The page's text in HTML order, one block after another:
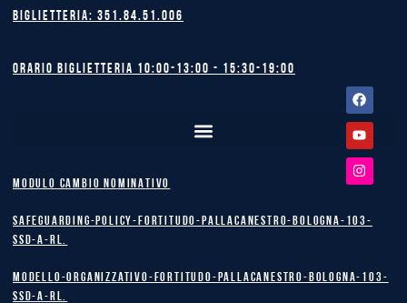
Facebook
Youtube
Instagram
Biglietteria: 351.84.51.006
Orario biglietteria 10:00-13:00 - 15:30-19:00
MODULO CAMBIO NOMINATIVO
safeguarding-policy-Fortitudo-Pallacanestro-Bologna-103-
SSD-A-RL.
Modello-Organizzativo-Fortitudo-Pallacanestro-Bologna-103-
SSD-A-RL.